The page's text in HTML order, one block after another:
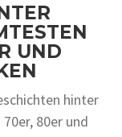
UND
hinter
80er und